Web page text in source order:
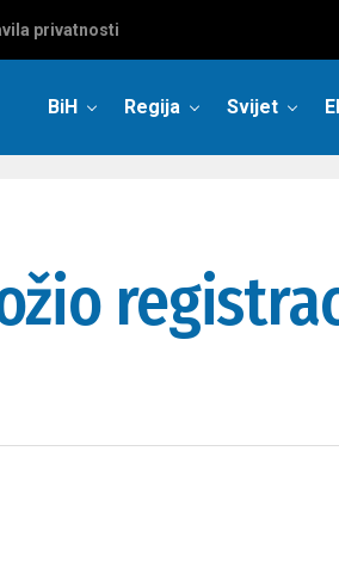
privatnosti
BiH Regija Svijet